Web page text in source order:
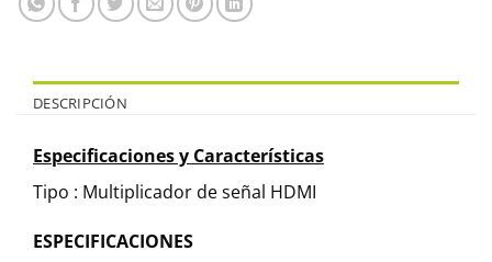
DESCRIPCIÓN
Especificaciones y Características
Tipo : Multiplicador de señal HDMI
ESPECIFICACIONES